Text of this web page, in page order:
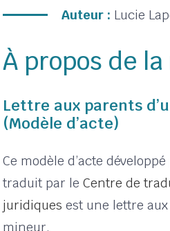
Auteur : Lucie
À propos de
Lettre aux parents
(Modèle d’acte)
Ce modèle d’acte développé
traduit par le Centre de
juridiques est une lettre
mineur.